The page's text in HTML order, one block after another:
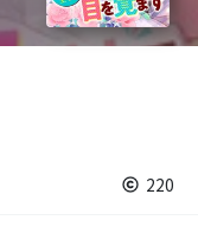
220